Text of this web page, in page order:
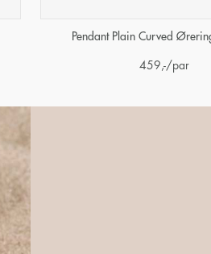
Pendant Plain Curved
459 ,-/par